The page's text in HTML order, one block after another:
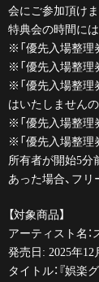
会にご参加頂けま
特典会の時間に
※「優先入場整理
※「優先入場整理
※「優先入場整理
はいたしませんの
※「優先入場整理
※「優先入場整理
所有者が開始5分
あった場合、フリ
【対象商品】
アーティスト名
発売日: 2025年12
タイトル：『娯楽